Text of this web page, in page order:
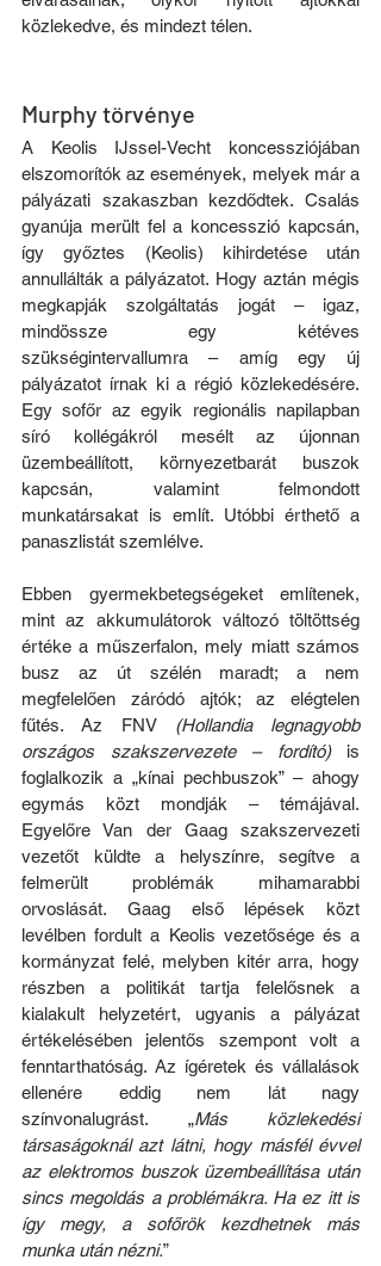
közlekedve, és mindezt télen.
Murphy törvénye
A Keolis IJssel-Vecht koncessziójában
elszomorítók az események, melyek már a
pályázati szakaszban kezdődtek. Csalás
gyanúja merült fel a koncesszió kapcsán,
így győztes (Keolis) kihirdetése után
annullálták a pályázatot. Hogy aztán mégis
megkapják szolgáltatás jogát – igaz,
mindössze egy kétéves
szükségintervallumra – amíg egy új
pályázatot írnak ki a régió közlekedésére.
Egy sofőr az egyik regionális napilapban
síró kollégákról mesélt az újonnan
üzembeállított, környezetbarát buszok
kapcsán, valamint felmondott
munkatársakat is említ. Utóbbi érthető a
panaszlistát szemlélve.
Ebben gyermekbetegségeket említenek,
mint az akkumulátorok változó töltöttség
értéke a műszerfalon, mely miatt számos
busz az út szélén maradt; a nem
megfelelően záródó ajtók; az elégtelen
fűtés. Az FNV (Hollandia legnagyobb
országos szakszervezete – fordító) is
foglalkozik a „kínai pechbuszok” – ahogy
egymás közt mondják – témájával.
Egyelőre Van der Gaag szakszervezeti
vezetőt küldte a helyszínre, segítve a
felmerült problémák mihamarabbi
orvoslását. Gaag első lépések közt
levélben fordult a Keolis vezetősége és a
kormányzat felé, melyben kitér arra, hogy
részben a politikát tartja felelősnek a
kialakult helyzetért, ugyanis a pályázat
értékelésében jelentős szempont volt a
fenntarthatóság. Az ígéretek és vállalások
ellenére eddig nem lát nagy
színvonalugrást. „Más közlekedési
társaságoknál azt látni, hogy másfél évvel
az elektromos buszok üzembeállítása után
sincs megoldás a problémákra. Ha ez itt is
így megy, a sofőrök kezdhetnek más
munka után nézni.”